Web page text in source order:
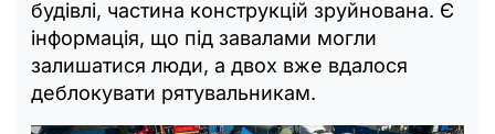
будівлі, частина конструкцій зруйнована. Є
інформація, що під завалами могли
залишатися люди, а двох вже вдалося
деблокувати рятувальникам.